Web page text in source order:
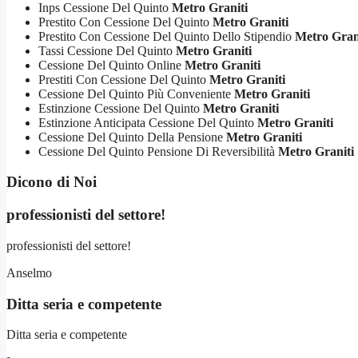
Inps Cessione Del Quinto Metro Graniti
Prestito Con Cessione Del Quinto Metro Graniti
Prestito Con Cessione Del Quinto Dello Stipendio Metro
Tassi Cessione Del Quinto Metro Graniti
Cessione Del Quinto Online Metro Graniti
Prestiti Con Cessione Del Quinto Metro Graniti
Cessione Del Quinto Più Conveniente Metro Graniti
Estinzione Cessione Del Quinto Metro Graniti
Estinzione Anticipata Cessione Del Quinto Metro Graniti
Cessione Del Quinto Della Pensione Metro Graniti
Cessione Del Quinto Pensione Di Reversibilità Metro Graniti
Dicono di Noi
professionisti del settore!
professionisti del settore!
Anselmo
Ditta seria e competente
Ditta seria e competente